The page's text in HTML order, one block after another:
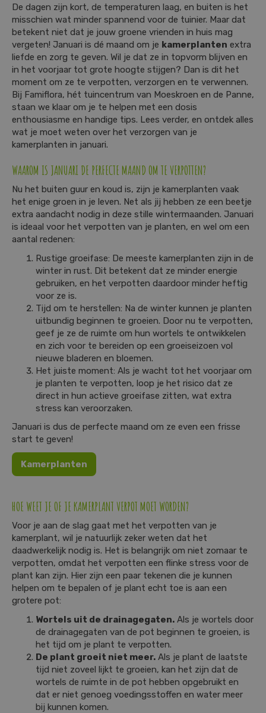
De dagen zijn kort, de temperaturen laag, en buiten is het
misschien wat minder spannend voor de tuinier. Maar dat
betekent niet dat je jouw groene vrienden in huis mag
vergeten! Januari is dé maand om je kamerplanten extra
liefde en zorg te geven. Wil je dat ze in topvorm blijven en
in het voorjaar tot grote hoogte stijgen? Dan is dit het
moment om ze te verpotten, verzorgen en te verwennen.
Bij Famiflora, hét tuincentrum van Moeskroen en de Panne,
staan we klaar om je te helpen met een dosis
enthousiasme en handige tips. Lees verder, en ontdek alles
wat je moet weten over het verzorgen van je
kamerplanten in januari.
WAAROM IS JANUARI DE PERFECTE MAAND OM TE VERPOTTEN?
Nu het buiten guur en koud is, zijn je kamerplanten vaak
het enige groen in je leven. Net als jij hebben ze een beetje
extra aandacht nodig in deze stille wintermaanden. Januari
is ideaal voor het verpotten van je planten, en wel om een
aantal redenen:
Rustige groeifase: De meeste kamerplanten zijn in de
winter in rust. Dit betekent dat ze minder energie
gebruiken, en het verpotten daardoor minder heftig
voor ze is.
Tijd om te herstellen: Na de winter kunnen je planten
uitbundig beginnen te groeien. Door nu te verpotten,
geef je ze de ruimte om hun wortels te ontwikkelen
en zich voor te bereiden op een groeiseizoen vol
nieuwe bladeren en bloemen.
Het juiste moment: Als je wacht tot het voorjaar om
je planten te verpotten, loop je het risico dat ze
direct in hun actieve groeifase zitten, wat extra
stress kan veroorzaken.
Januari is dus de perfecte maand om ze even een frisse
start te geven!
Kamerplanten
HOE WEET JE OF JE KAMERPLANT VERPOT MOET WORDEN?
Voor je aan de slag gaat met het verpotten van je
kamerplant, wil je natuurlijk zeker weten dat het
daadwerkelijk nodig is. Het is belangrijk om niet zomaar te
verpotten, omdat het verpotten een flinke stress voor de
plant kan zijn. Hier zijn een paar tekenen die je kunnen
helpen om te bepalen of je plant echt toe is aan een
grotere pot:
Wortels uit de drainagegaten. Als je wortels door
de drainagegaten van de pot beginnen te groeien, is
het tijd om je plant te verpotten.
De plant groeit niet meer. Als je plant de laatste
tijd niet zoveel lijkt te groeien, kan het zijn dat de
wortels de ruimte in de pot hebben opgebruikt en
dat er niet genoeg voedingsstoffen en water meer
bij kunnen komen.